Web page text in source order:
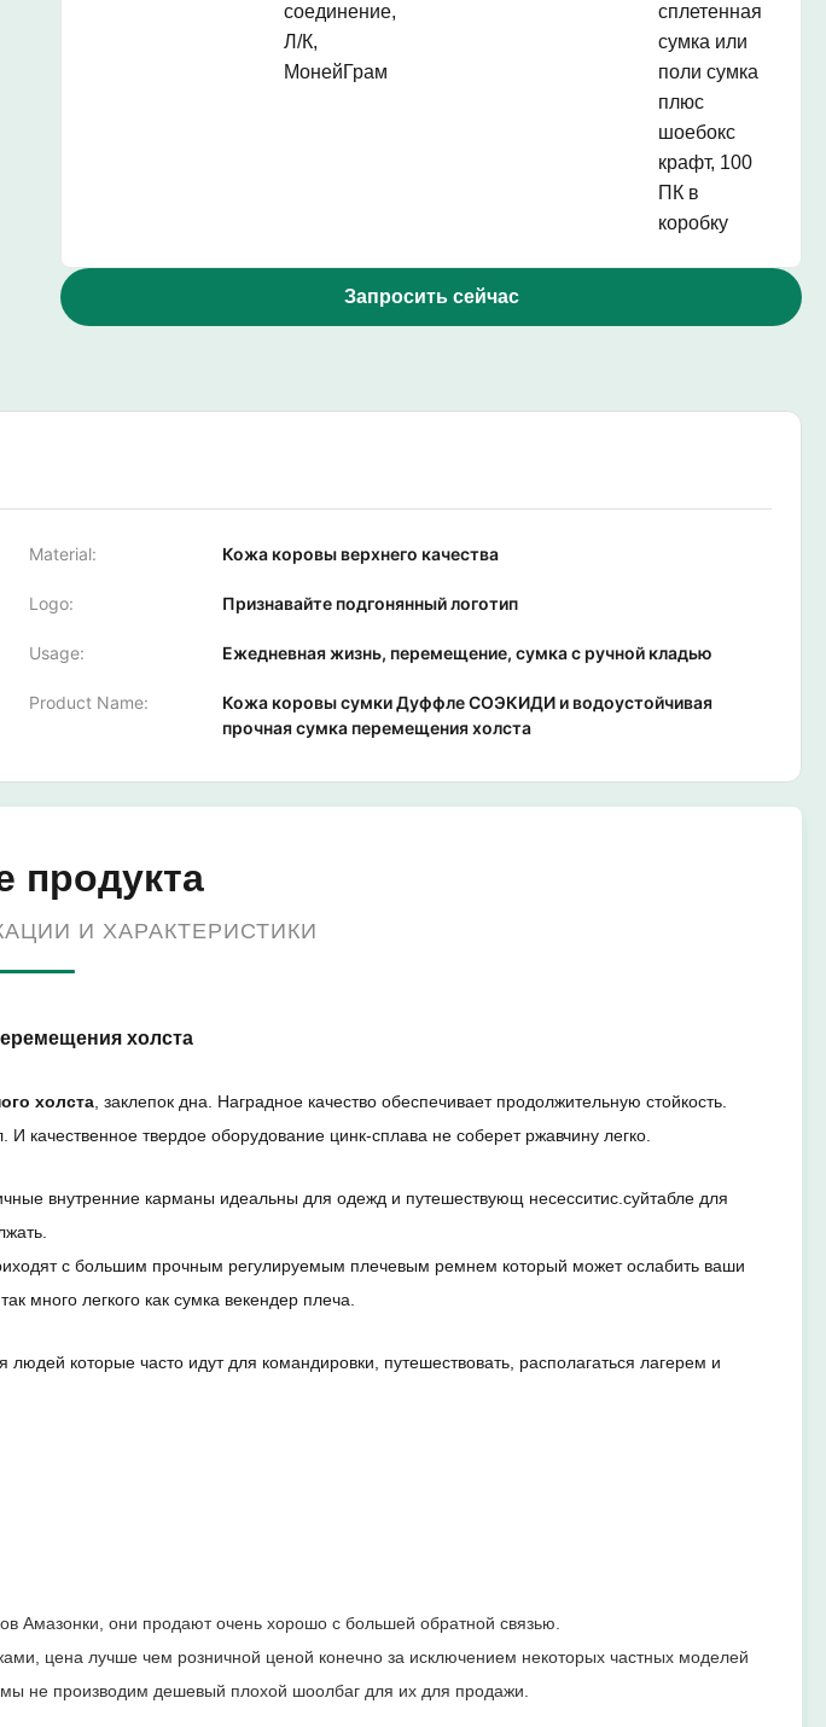
соединение,
Л/К,
МонейГрам
сплетенная
сумка или
поли сумка
плюс
шоебокс
крафт, 100
ПК в
коробку
Запросить сейчас
Material: Кожа коровы верхнего качества
Logo: Признавайте подгонянный логотип
Usage: Ежедневная жизнь, перемещение, сумка с ручной кладью
Product Name:
Кожа коровы сумки Дуффле СОЭКИДИ и водоустойчивая
прочная сумка перемещения холста
продукта
И ХАРАКТЕРИСТИКИ
холста
холста , заклепок дна. Наградное качество обеспечивает продолжительную стойкость.
качественное твердое оборудование цинк-сплава не соберет ржавчину легко.
внутренние карманы идеальны для одежд и путешествующ несесситис.суйтабле для
с большим прочным регулируемым плечевым ремнем который может ослабить ваши
много легкого как сумка векендер плеча.
которые часто идут для командировки, путешествовать, располагаться лагерем и
Амазонки, они продают очень хорошо с большей обратной связью.
цена лучше чем розничной ценой конечно за исключением некоторых частных моделей
не производим дешевый плохой шоолбаг для их для продажи.